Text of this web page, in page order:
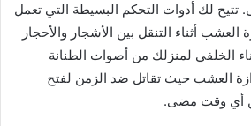
لك أدوات التحكم البسيطة التي تعمل
أثناء التنقل بين الأشجار والأحجار
الخلفي لمنزلك من أصوات الطنانة
العشب حيث تقاتل ضد الزمن لفتح
أي وقت مضى.